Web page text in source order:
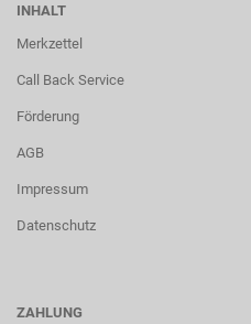
INHALT
Merkzettel
Call Back Service
Förderung
AGB
Impressum
Datenschutz
ZAHLUNG